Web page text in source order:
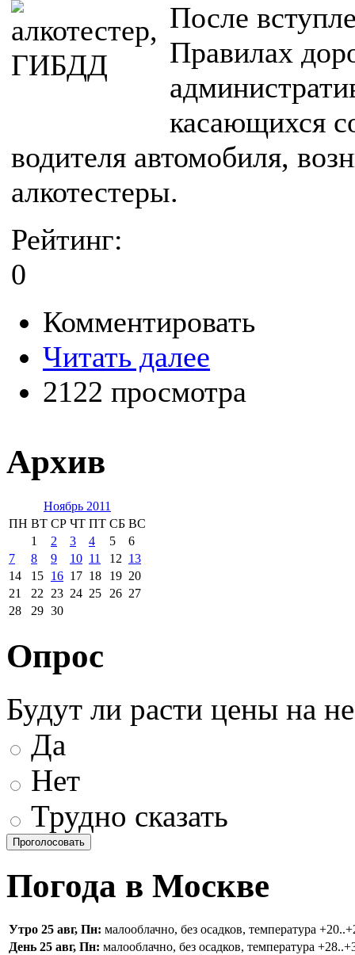
После
Правилах
касающихся
водителя автомобиля,
алкотестеры.
Рейтинг:
0
Комментировать
Читать далее
2122 просмотра
Архив
Ноябрь 2011
ПН ВТ СР ЧТ ПТ СБ ВС
1
2 3 4 5
6
7
8 9 10 11 12 13
14
15 16 17 18 19 20
21
22 23 24 25 26 27
28
29 30
Опрос
Будут ли расти цены на
Да
Нет
Трудно сказать
Погода в Москве
Утро 25 авг, Пн: малооблачно, без осадков, температура
День 25 авг, Пн: малооблачно, без осадков, температура